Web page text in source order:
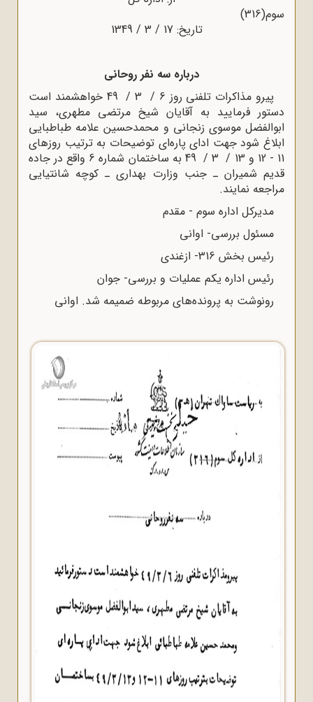
سوم(316)
تاریخ: 17 / 3 / 1349
درباره سه نفر روحانی
پیرو مذاکرات تلفنی روز 6 / 3 / 49 خواهشمند است
دستور فرمایید به آقایان شیخ ‌مرتضی مطهری، سید
ابوالفضل موسوی زنجانی و محمدحسین علامه طباطبایی
ابلاغ شود جهت ادای پاره‌ای توضیحات به ترتیب روزهای
11 - 12 و 13 / 3 / 49 به ساختمان شماره 6 واقع در جاده
قدیم شمیران ـ جنب وزارت بهداری ـ کوچه شانتیایی
مراجعه نمایند.
مدیرکل اداره سوم - مقدم
مسئول بررسی- اوانی
رئیس بخش 316- ازغندی
رئیس اداره یکم عملیات و بررسی- جوان
رونوشت به پرونده‌های مربوطه ضمیمه شد. اوانی